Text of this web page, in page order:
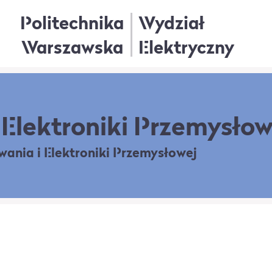
Politechnika
Warszawska
Wydział
Elektryczny
i Elektroniki Przemysłowej